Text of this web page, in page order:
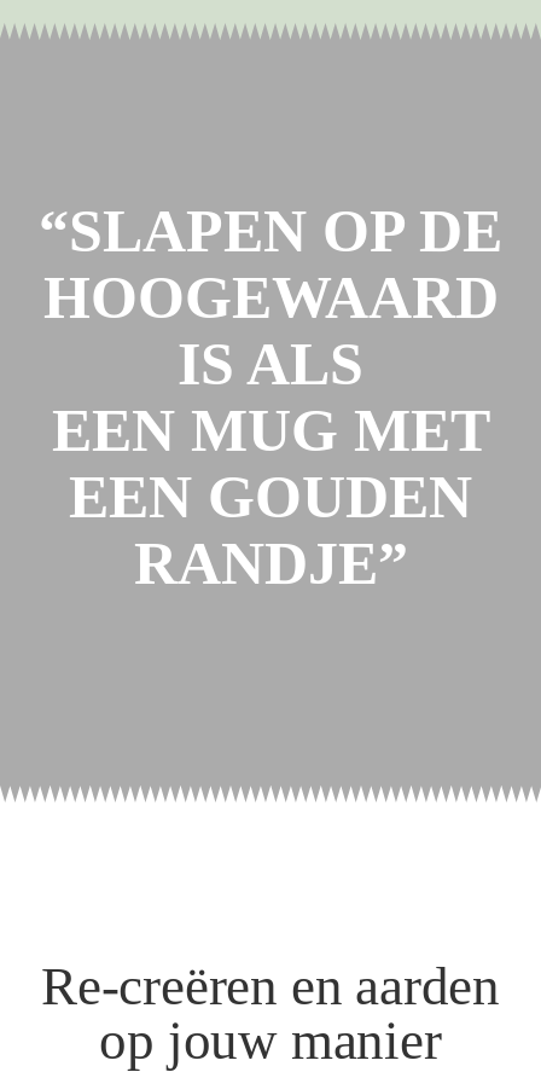
“SLAPEN OP DE
HOOGEWAARD
IS ALS
EEN MUG MET
EEN GOUDEN
RANDJE”
Re-creëren en aarden
op jouw manier